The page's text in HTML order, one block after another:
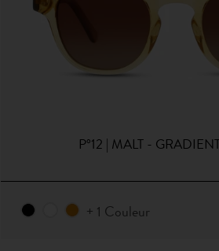
P°12 | MALT -
+ 1 Couleur